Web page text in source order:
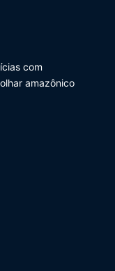
com
amazônico